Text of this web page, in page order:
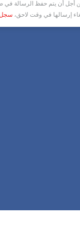
أجل أن يتم حفظ الرسالة في
إرسالها في وقت لاحق، سجل